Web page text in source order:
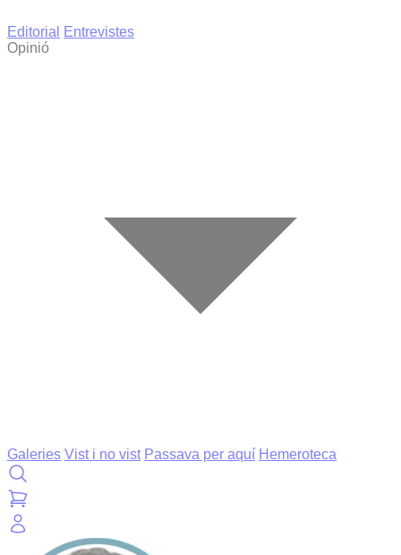
Editorial
Entrevistes
Opinió
Galeries Vist i no vist Passava per aquí Hemeroteca